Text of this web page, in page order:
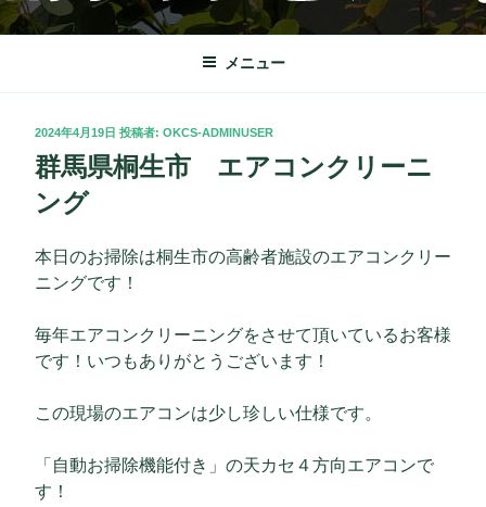
コ
ン
ン
OKクリーンサービス
栃木市を中心に理想の快適な暮らしをサポート致します。
メニュー
投
稿
日:
2024年4月19日 投稿者: OKCS-ADMINUSER
群馬県桐生市 エアコンクリーニ
ング
本日のお掃除は桐生市の高齢者施設のエアコンクリー
ニングです！
毎年エアコンクリーニングをさせて頂いているお客様
です！いつもありがとうございます！
この現場のエアコンは少し珍しい仕様です。
「自動お掃除機能付き」の天カセ４方向エアコンで
す！